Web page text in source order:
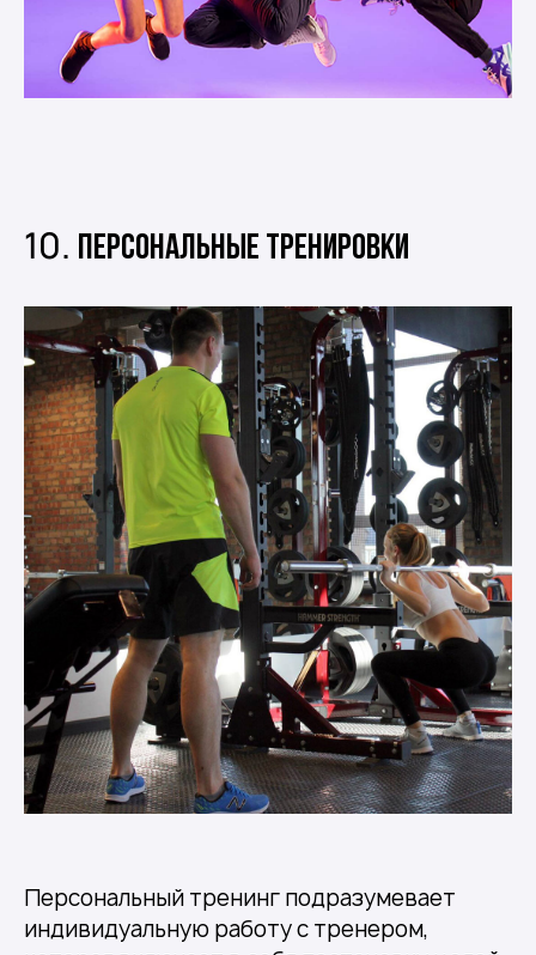
10. Персональные тренировки
Персональный тренинг подразумевает
индивидуальную работу с тренером,